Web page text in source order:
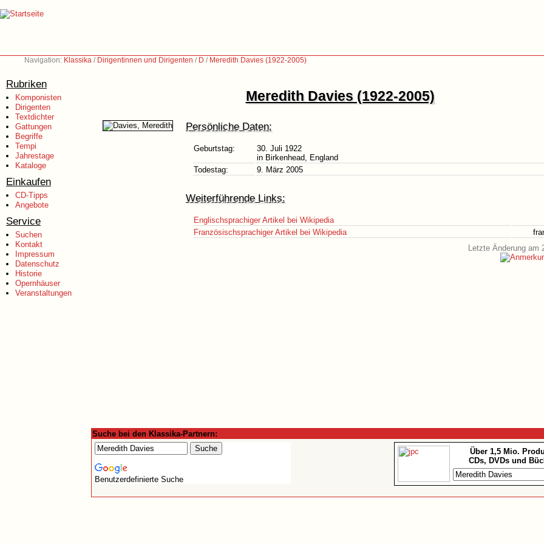
Navigation: Klassika / Dirigentinnen und Dirigenten / D / Meredith Davies (1922-2005)
Rubriken
Komponisten
Dirigenten
Textdichter
Gattungen
Begriffe
Tempi
Jahrestage
Kataloge
Einkaufen
CD-Tipps
Angebote
Service
Suchen
Kontakt
Impressum
Datenschutz
Historie
Opernhäuser
Veranstaltungen
Meredith Davies (1922-2005)
Persönliche Daten:
Geburtstag:
30. Juli 1922
in Birkenhead, England
Todestag:
9. März 2005
Weiterführende Links:
Englischsprachiger Artikel bei Wikipedia
Französischsprachiger Artikel bei Wikipedia
Letzte Änderung am
Suche bei den Klassika-Partnern:
Benutzerdefinierte Suche
Über 1,5 Mio.
CDs, DVDs und